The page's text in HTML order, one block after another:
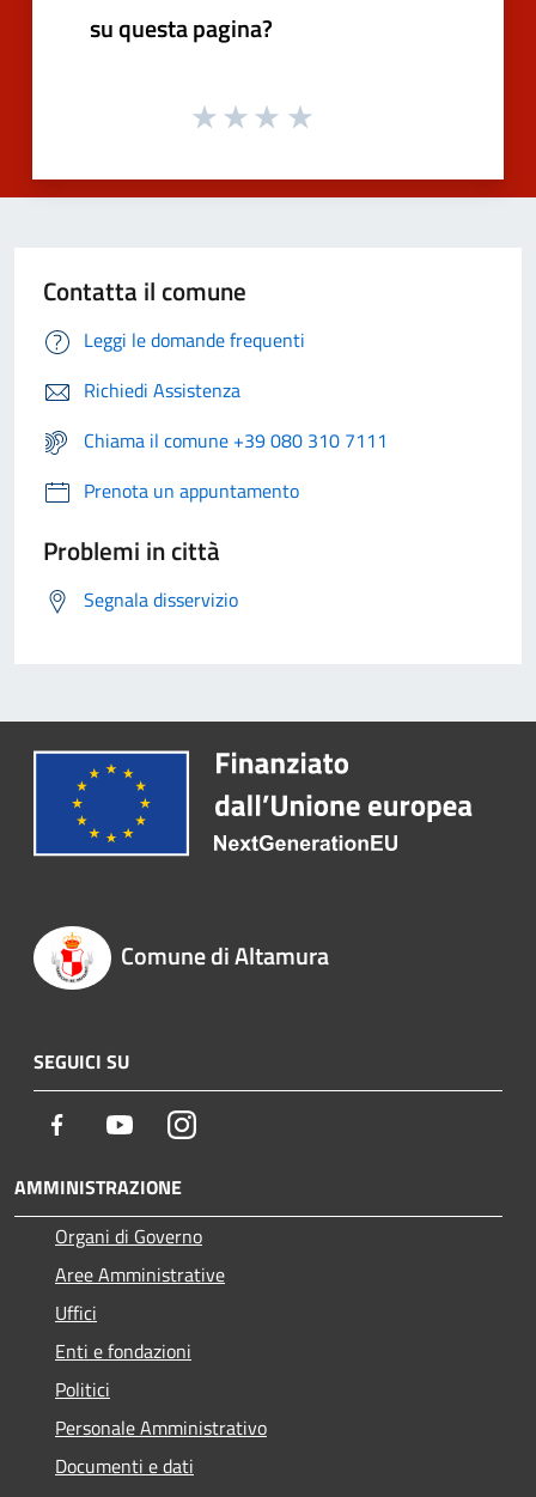
su questa pagina?
Contatta il comune
Leggi le domande frequenti
Richiedi Assistenza
Chiama il comune +39 080 310 7111
Prenota un appuntamento
Problemi in città
Segnala disservizio
Comune di Altamura
SEGUICI SU
Facebook YoutubeInstagram
AMMINISTRAZIONE
Organi di Governo
Aree Amministrative
Uffici
Enti e fondazioni
Politici
Personale Amministrativo
Documenti e dati